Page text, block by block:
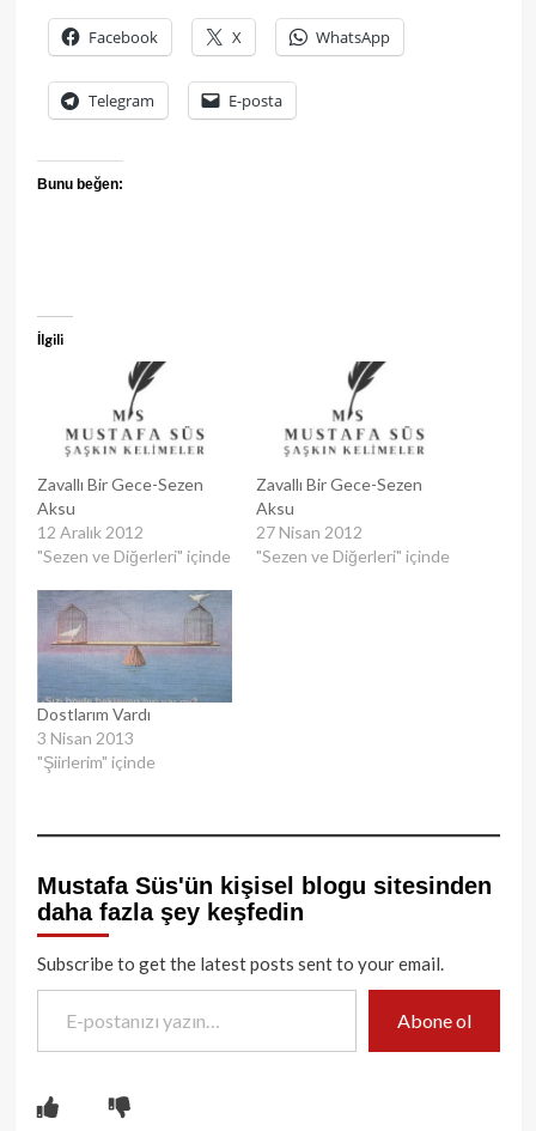
Facebook X WhatsApp
Telegram E-posta
Bunu beğen:
İlgili
Zavallı Bir Gece-Sezen
Aksu
12 Aralık 2012
"Sezen ve Diğerleri" içinde
Zavallı Bir Gece-Sezen
Aksu
27 Nisan 2012
"Sezen ve Diğerleri" içinde
Dostlarım Vardı
3 Nisan 2013
"Şiirlerim" içinde
Mustafa Süs'ün kişisel blogu sitesinden
daha fazla şey keşfedin
Subscribe to get the latest posts sent to your email.
E-postanızı yazın…
Abone ol